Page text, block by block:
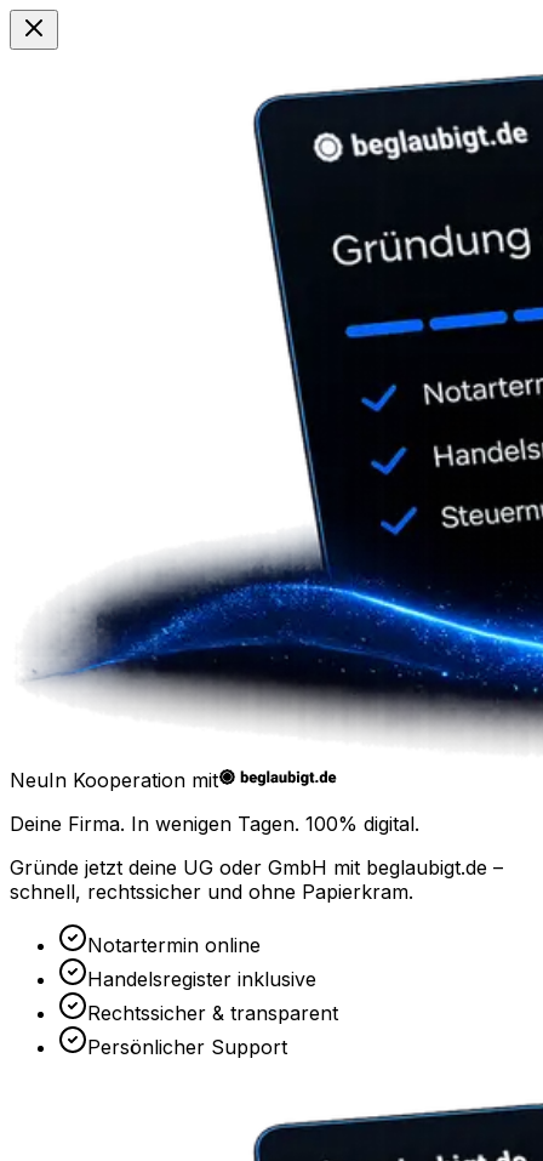
NeuIn Kooperation mit
Deine Firma. In wenigen Tagen. 100% digital.
Gründe jetzt deine UG oder GmbH mit beglaubigt.de –
schnell, rechtssicher und ohne Papierkram.
Notartermin online
Handelsregister inklusive
Rechtssicher & transparent
Persönlicher Support